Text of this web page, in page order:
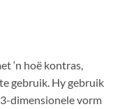
‘n hoë kontras,
gebruik. Hy gebruik
dimensionele vorm